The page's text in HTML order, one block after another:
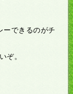
ーできるのがチ
ぞ。